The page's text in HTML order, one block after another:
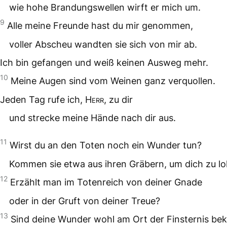
wie hohe Brandungswellen wirft er mich um.
9 Alle meine Freunde hast du mir genommen,
voller Abscheu wandten sie sich von mir ab.
Ich bin gefangen und weiß keinen Ausweg mehr.
10 Meine Augen sind vom Weinen ganz verquollen.
Jeden Tag rufe ich, Herr, zu dir
und strecke meine Hände nach dir aus.
11 Wirst du an den Toten noch ein Wunder tun?
Kommen sie etwa aus ihren Gräbern, um dich zu
12 Erzählt man im Totenreich von deiner Gnade
oder in der Gruft von deiner Treue?
13 Sind deine Wunder wohl am Ort der Finsternis